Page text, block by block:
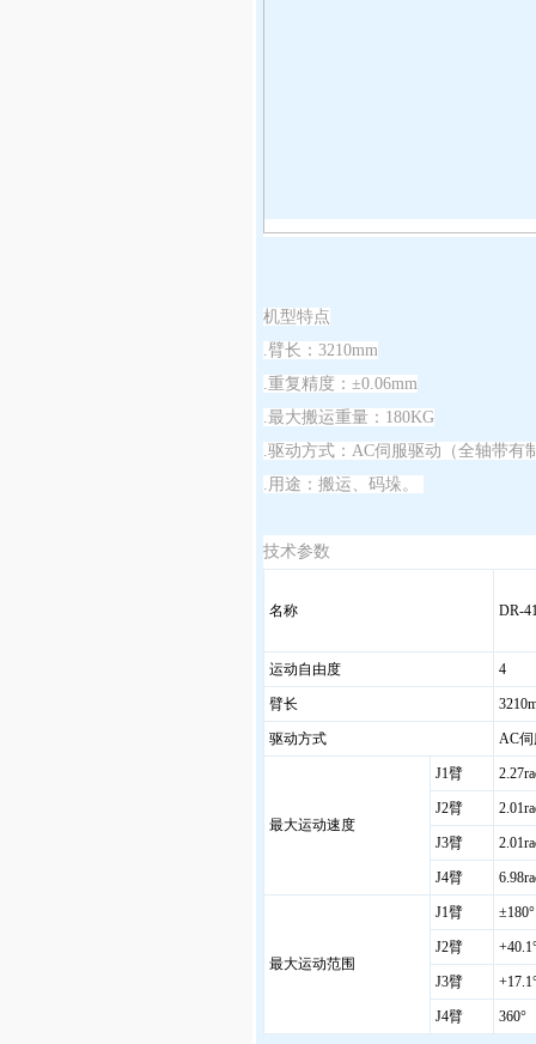
机型特点
.臂长：3210mm
.重复精度：±0.06mm
.最大搬运重量：180KG
.驱动方式：AC伺服驱动（全轴带有
.用途：搬运、码垛。
技术参数
名称 DR-
运动自由度 4
臂长
驱动方式 AC
最大运动速度
J1臂
J2臂
J3臂
J4臂
最大运动范围
J1臂 ±180°
J2臂 +40.1
J3臂 +17.1
J4臂 360°